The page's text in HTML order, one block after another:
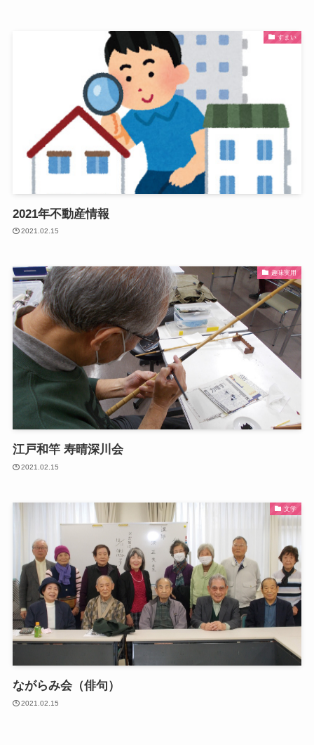
すまい
2021年不動産情報
2021.02.15
趣味実用
江戸和竿 寿晴深川会
2021.02.15
文学
ながらみ会（俳句）
2021.02.15